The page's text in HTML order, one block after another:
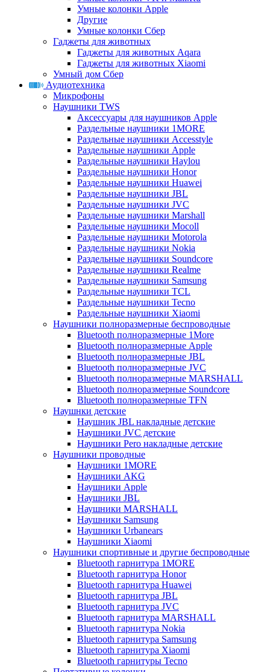
Умные колонки Apple
Другие
Умные колонки Сбер
Гаджеты для животных
Гаджеты для животных Aqara
Гаджеты для животных Xiaomi
Умный дом Сбер
Аудиотехника
Микрофоны
Наушники TWS
Аксессуары для наушников Apple
Раздельные наушники 1MORE
Раздельные наушники Accesstyle
Раздельные наушники Apple
Раздельные наушники Haylou
Раздельные наушники Honor
Раздельные наушники Huawei
Раздельные наушники JBL
Раздельные наушники JVC
Раздельные наушники Marshall
Раздельные наушники Mocoll
Раздельные наушники Motorola
Раздельные наушники Nokia
Раздельные наушники Soundcore
Раздельные наушники Realme
Раздельные наушники Samsung
Раздельные наушники TCL
Раздельные наушники Tecno
Раздельные наушники Xiaomi
Наушники полноразмерные беспроводные
Bluetooth полноразмерные 1More
Bluetooth полноразмерные Apple
Bluetooth полноразмерные JBL
Bluetooth полноразмерные JVC
Bluetooth полноразмерные MARSHALL
Bluetooth полноразмерные Soundcore
Bluetooth полноразмерные TFN
Наушнки детские
Наушник JBL накладные детские
Наушники JVC детские
Наушники Pero накладные детские
Наушники проводные
Наушники 1MORE
Наушники AKG
Наушники Apple
Наушники JBL
Наушники MARSHALL
Наушники Samsung
Наушники Urbanears
Наушники Xiaomi
Наушники спортивные и другие беспроводные
Bluetooth гарнитура 1MORE
Bluetooth гарнитура Honor
Bluetooth гарнитура Huawei
Bluetooth гарнитура JBL
Bluetooth гарнитура JVC
Bluetooth гарнитура MARSHALL
Bluetooth гарнитура Nokia
Bluetooth гарнитура Samsung
Bluetooth гарнитура Xiaomi
Bluetooth гарнитуры Tecno